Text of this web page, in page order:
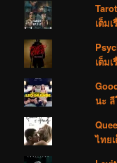
เต็ม
เต็ม
นะ ลี
ไทย